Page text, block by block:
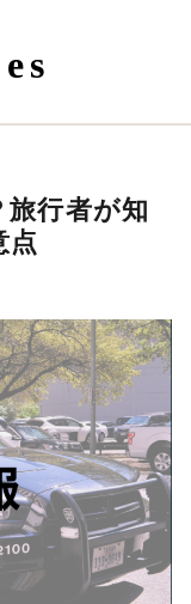
行者が知
点